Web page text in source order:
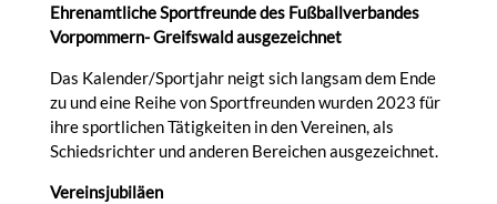
Ehrenamtliche Sportfreunde des Fußballverbandes
Vorpommern- Greifswald ausgezeichnet
Das Kalender/Sportjahr neigt sich langsam dem Ende
zu und eine Reihe von Sportfreunden wurden 2023 für
ihre sportlichen Tätigkeiten in den Vereinen, als
Schiedsrichter und anderen Bereichen ausgezeichnet.
Vereinsjubiläen